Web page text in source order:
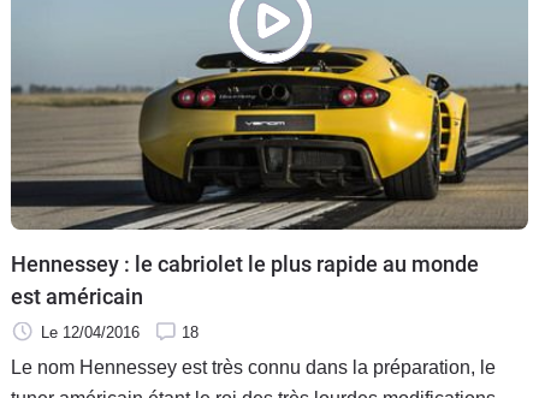
Hennessey : le cabriolet le plus rapide au monde
est américain
Le 12/04/2016 18
Le nom Hennessey est très connu dans la préparation, le